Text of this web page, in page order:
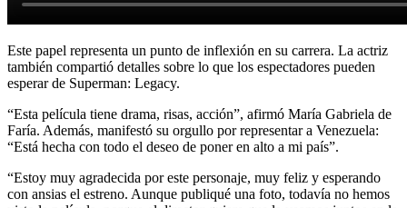
Este papel representa un punto de inflexión en su carrera. La actriz
también compartió detalles sobre lo que los espectadores pueden
esperar de Superman: Legacy.
“Esta película tiene drama, risas, acción”, afirmó María Gabriela de
Faría. Además, manifestó su orgullo por representar a Venezuela:
“Está hecha con todo el deseo de poner en alto a mi país”.
“Estoy muy agradecida por este personaje, muy feliz y esperando
con ansias el estreno. Aunque publiqué una foto, todavía no hemos